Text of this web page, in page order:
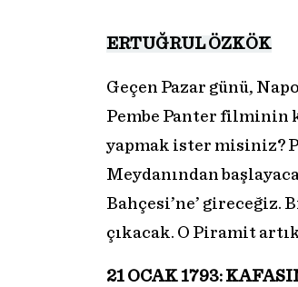
ERTUĞRUL ÖZKÖK
Geçen Pazar günü,
Pembe Panter filminin
yapmak ister misiniz?
Meydanından
Bahçesi’ne’ gireceğiz.
çıkacak. O Piramit
21 OCAK 1793: